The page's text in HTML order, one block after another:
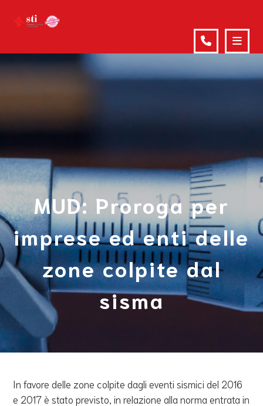
MUD: Proroga per
imprese ed enti delle
zone colpite dal
sisma
In favore delle zone colpite dagli eventi sismici del 2016
e 2017 è stato previsto, in relazione alla norma entrata in